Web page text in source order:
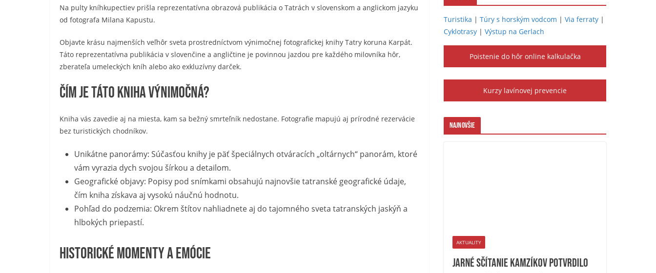
Na pulty kníhkupectiev prišla reprezentatívna obrazová publikácia o Tatrách v slovenskom a anglickom jazyku
od fotografa Milana Kapustu.
Objavte krásu najmenších veľhôr sveta prostredníctvom výnimočnej fotografickej knihy Tatry koruna Karpát.
Táto reprezentatívna publikácia v slovenčine a angličtine je povinnou jazdou pre každého milovníka hôr,
zberateľa umeleckých kníh alebo ako exkluzívny darček.
Čím je táto kniha výnimočná?
Kniha vás zavedie aj na miesta, kam sa bežný smrteľník nedostane. Fotografie mapujú aj prírodné rezervácie
bez turistických chodníkov.
Unikátne panorámy: Súčasťou knihy je päť špeciálnych otváracích „oltárnych“ panorám, ktoré
vám vyrazia dych svojou šírkou a detailom.
Geografické objavy: Popisy pod snímkami obsahujú najnovšie tatranské geografické údaje,
čím kniha získava aj vysokú náučnú hodnotu.
Pohľad do podzemia: Okrem štítov nahliadnete aj do tajomného sveta tatranských jaskýň a
hlbokých priepastí.
Historické momenty a emócie
Turistika | Túry s horským vodcom | Via ferraty |
Cyklotrasy | Výstup na Gerlach
Poistenie do hôr online kalkulačka
Kurzy lavínovej prevencie
Najnovšie
AKTUALITY
Jarné sčítanie kamzíkov potvrdilo